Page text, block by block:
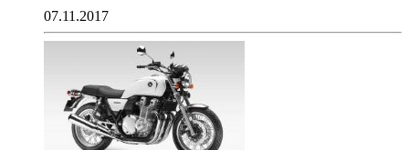
07.11.2017